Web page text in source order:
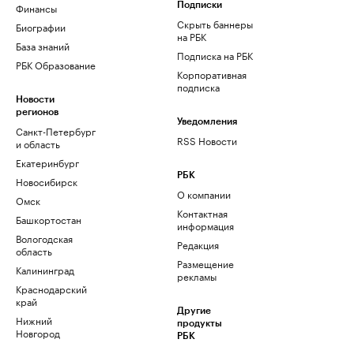
Финансы
Биографии
База знаний
РБК Образование
Новости
регионов
Санкт-Петербург
и область
Екатеринбург
Новосибирск
Омск
Башкортостан
Вологодская
область
Калининград
Краснодарский
край
Нижний
Новгород
Подписки
Скрыть баннеры
на РБК
Подписка на РБК
Корпоративная
подписка
Уведомления
RSS Новости
РБК
О компании
Контактная
информация
Редакция
Размещение
рекламы
Другие
продукты
РБК